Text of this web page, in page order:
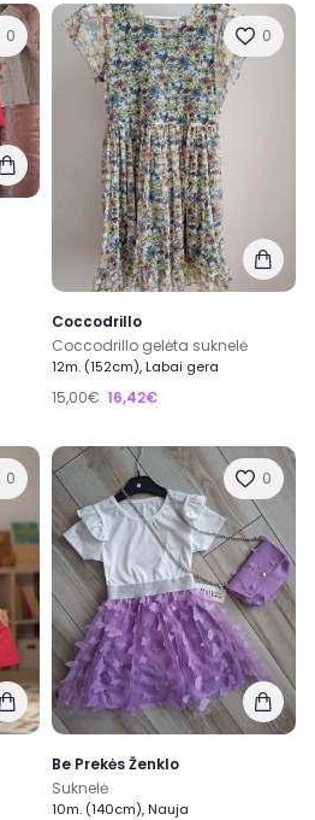
0 0
Coccodrillo
Coccodrillo gelėta suknelė
12m. (152cm), Labai gera
15,00€ 16,42€
0 0
Be Prekės Ženklo
Suknelė
10m. (140cm), Nauja